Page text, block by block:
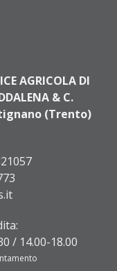
AGRICOLA DI
& C.
(Trento)
/ 14.00-18.00